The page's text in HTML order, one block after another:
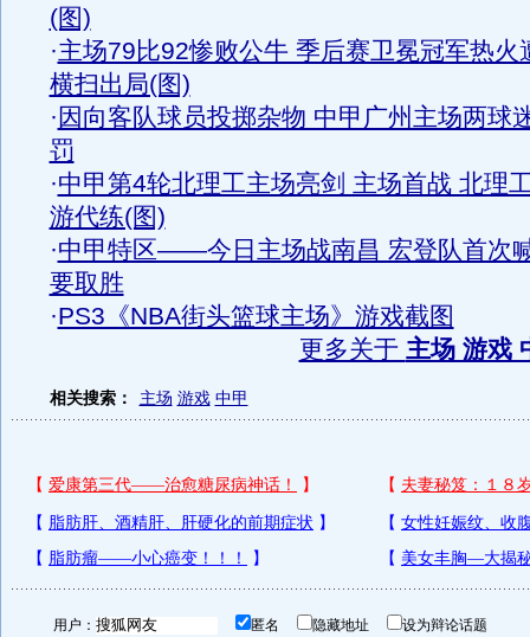
(图)
·主场79比92惨败公牛 季后赛卫冕冠军热火
横扫出局(图)
· 因向客队球员投掷杂物 中甲广州主场两球
罚
·中甲第4轮北理工主场亮剑 主场首战 北理
游代练(图)
·中甲特区——今日主场战南昌 宏登队首次
要取胜
·PS3《NBA街头篮球主场》游戏截图
更多关于 主场 游戏
相关搜索： 主场 游戏 中甲
用户： 匿名 隐藏地址 设为辩论话题